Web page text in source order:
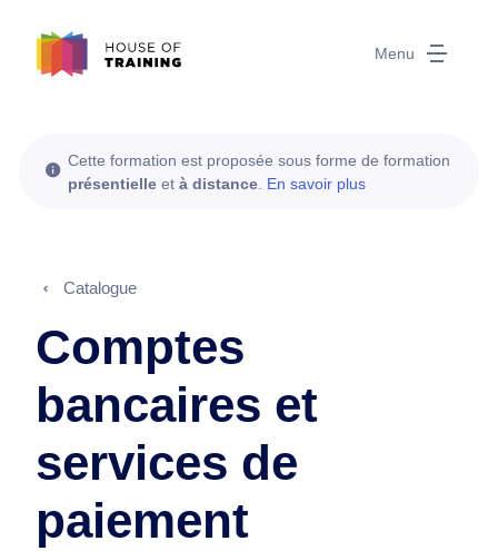
Menu
Cette formation est proposée sous forme de formation
présentielle et à distance En savoir plus
Catalogue
Comptes
bancaires et
services de
paiement